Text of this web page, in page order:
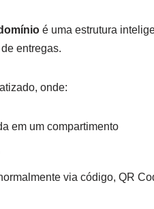
é uma estrutura
entregas.
onde:
em um compartimento
via código, QR